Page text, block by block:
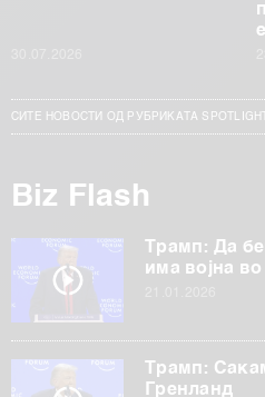
СИТЕ НОВОСТИ ОД РУБРИКАТА
Biz Flash
Трамп: Да
има војна
Трамп:
Гренланд